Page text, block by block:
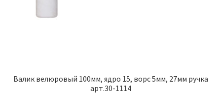
Валик велюровый 100мм, ядро 15, ворс 5мм, 27мм ручка
арт.30-1114